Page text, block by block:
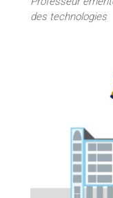
des technologies